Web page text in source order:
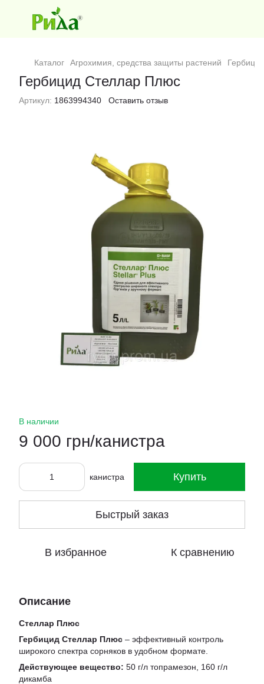
Каталог Агрохимия, средства защиты растений
Гербицид Стеллар Плюс
Артикул: 1863994340 Оставить отзыв
В наличии
9 000 грн/канистра
канистра Купить
Быстрый заказ
В избранное К сравнению
Описание
Стеллар Плюс
Гербицид Стеллар Плюс – эффективный контроль
широкого спектра сорняков в удобном формате.
Действующее вещество: 50 г/л топрамезон, 160 г/л
дикамба